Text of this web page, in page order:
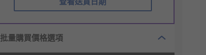
批量購買價格選項